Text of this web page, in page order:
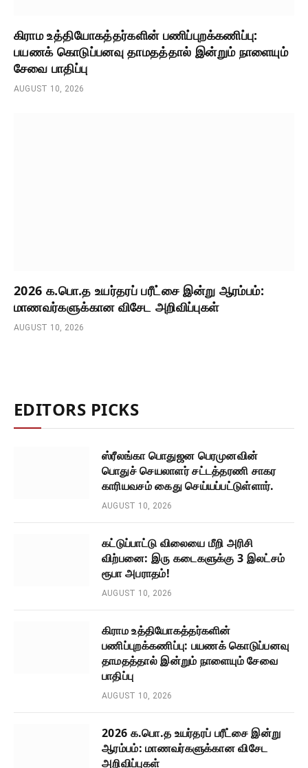
கிராம உத்தியோகத்தர்களின் பணிப்புறக்கணிப்பு:
பயணக் கொடுப்பனவு தாமதத்தால் இன்றும் நாளையும்
சேவை பாதிப்பு
AUGUST 10, 2026
2026 க.பொ.த உயர்தரப் பரீட்சை இன்று ஆரம்பம்:
மாணவர்களுக்கான விசேட அறிவிப்புகள்
AUGUST 10, 2026
EDITORS PICKS
ஸ்ரீலங்கா பொதுஜன பெரமுனவின்
பொதுச் செயலாளர் சட்டத்தரணி சாகர
காரியவசம் கைது செய்யப்பட்டுள்ளார்.
AUGUST 10, 2026
கட்டுப்பாட்டு விலையை மீறி அரிசி
விற்பனை: இரு கடைகளுக்கு 3 இலட்சம்
ரூபா அபராதம்!
AUGUST 10, 2026
கிராம உத்தியோகத்தர்களின்
பணிப்புறக்கணிப்பு: பயணக் கொடுப்பனவு
தாமதத்தால் இன்றும் நாளையும் சேவை
பாதிப்பு
AUGUST 10, 2026
2026 க.பொ.த உயர்தரப் பரீட்சை இன்று
ஆரம்பம்: மாணவர்களுக்கான விசேட
அறிவிப்புகள்